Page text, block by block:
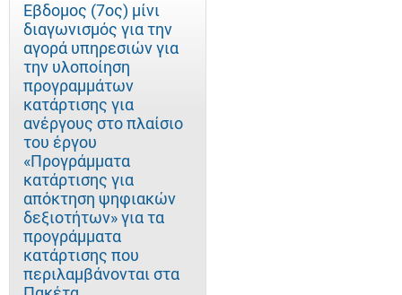
Έβδομος (7ος) μίνι
διαγωνισμός για την
αγορά υπηρεσιών για
την υλοποίηση
προγραμμάτων
κατάρτισης για
ανέργους στο πλαίσιο
του έργου
«Προγράμματα
κατάρτισης για
απόκτηση ψηφιακών
δεξιοτήτων» για τα
προγράμματα
κατάρτισης που
περιλαμβάνονται στα